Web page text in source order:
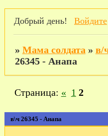
Добрый день! Войдите
» Мама солдата » в/
26345 - Анапа
в\ч 26345 - Анапа
Страница: « 1 2